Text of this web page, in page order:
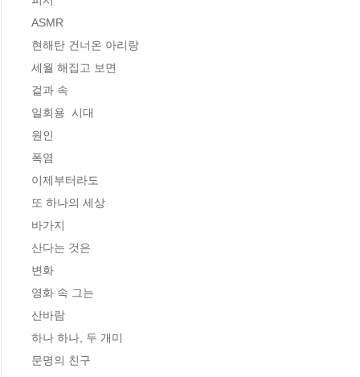
ASMR
현해탄 건너온 아리랑
세월 해집고 보면
겉과 속
일회용  시대
원인
폭염
이제부터라도
또 하나의 세상
바가지
산다는 것은
변화
영화 속 그는
산바람
하나 하나, 두 개미
문명의 친구